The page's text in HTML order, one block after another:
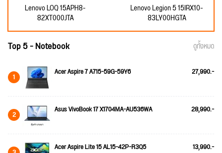
Lenovo LOQ 15APH8-
82XT000JTA
Lenovo Legion 5 15IRX10-
83LY00HGTA
Top 5 - Notebook ดูทั้งหมด
1 Acer Aspire 7 A715-59G-59Y6 27,990.-
2 Asus VivoBook 17 X1704MA-AU536WA 28,990.-
Acer Aspire Lite 15 AL15-42P-R3Q5 13,990.-